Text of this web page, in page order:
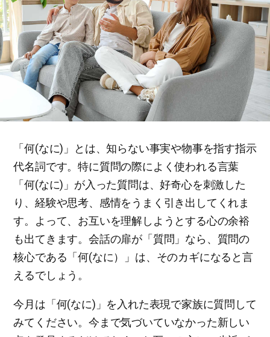
「何(なに)」とは、知らない事実や物事を指す指示
代名詞です。特に質問の際によく使われる言葉
「何(なに)」が入った質問は、好奇心を刺激した
り、経験や思考、感情をうまく引き出してくれま
す。よって、お互いを理解しようとする心の余裕
も出てきます。会話の扉が「質問」なら、質問の
核心である「何(なに）」は、そのカギになると言
えるでしょう。
今月は「何(なに)」を入れた表現で家族に質問して
みてください。今まで気づいていなかった新しい